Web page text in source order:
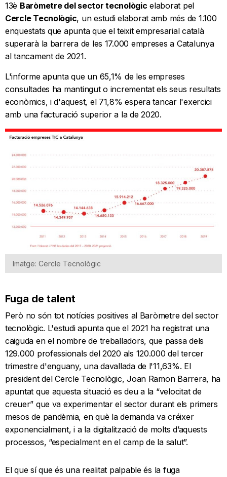
13è Baròmetre del sector tecnològic elaborat pel
Cercle Tecnològic, un estudi elaborat amb més de 1.100
enquestats que apunta que el teixit empresarial català
superarà la barrera de les 17.000 empreses a Catalunya
al tancament de 2021.
L'informe apunta que un 65,1% de les empreses
consultades ha mantingut o incrementat els seus resultats
econòmics, i d'aquest, el 71,8% espera tancar l'exercici
amb una facturació superior a la de 2020.
Imatge: Cercle Tecnològic
Fuga de talent
Però no són tot notícies positives al Baròmetre del sector
tecnològic. L'estudi apunta que el 2021 ha registrat una
caiguda en el nombre de treballadors, que passa dels
129.000 professionals del 2020 als 120.000 del tercer
trimestre d'enguany, una davallada de l'11,63%. El
president del Cercle Tecnològic, Joan Ramon Barrera, ha
apuntat que aquesta situació es deu a la “velocitat de
creuer” que va experimentar el sector durant els primers
mesos de pandèmia, en què la demanda va créixer
exponencialment, i a la digitalització de molts d’aquests
processos, “especialment en el camp de la salut”.
El que sí que és una realitat palpable és la fuga